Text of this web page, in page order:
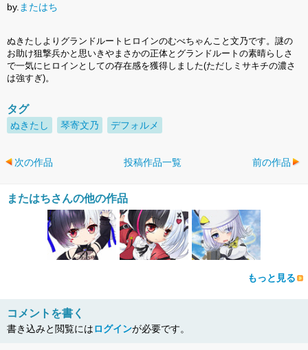
by. またはち
ぬきたしよりグランドルートヒロインのむべちゃんこと文乃です。謎の
お助け狙撃兵かと思いきやまさかの正体とグランドルートの素晴らしさ
で一気にヒロインとしての存在感を獲得しました(ただしミサキチの濃さ
は強すぎ)。
タグ
ぬきたし 琴寄文乃 デフォルメ
次の作品 投稿作品一覧 前の作品
またはちさんの他の作品
もっと見る
コメントを書く
書き込みと閲覧にはログインが必要です。